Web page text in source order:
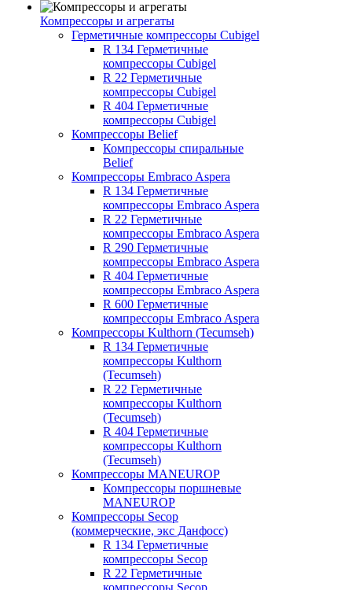
Компрессоры и агрегаты
Герметичные компрессоры Cubigel
R 134 Герметичные
компрессоры Cubigel
R 22 Герметичные
компрессоры Cubigel
R 404 Герметичные
компрессоры Cubigel
Компрессоры Belief
Компрессоры спиральные
Belief
Компрессоры Embraco Aspera
R 134 Герметичные
компрессоры Embraco Aspera
R 22 Герметичные
компрессоры Embraco Aspera
R 290 Герметичные
компрессоры Embraco Aspera
R 404 Герметичные
компрессоры Embraco Aspera
R 600 Герметичные
компрессоры Embraco Aspera
Компрессоры Kulthorn (Tecumseh)
R 134 Герметичные
компрессоры Kulthorn
(Tecumseh)
R 22 Герметичные
компрессоры Kulthorn
(Tecumseh)
R 404 Герметичные
компрессоры Kulthorn
(Tecumseh)
Компрессоры MANEUROP
Компрессоры поршневые
MANEUROP
Компрессоры Secop
(коммерческие, экс Данфосс)
R 134 Герметичные
компрессоры Secop
R 22 Герметичные
компрессоры Secop